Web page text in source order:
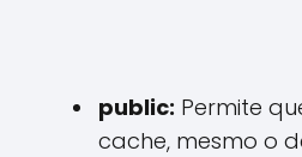
public: Permite
cache, mesmo o